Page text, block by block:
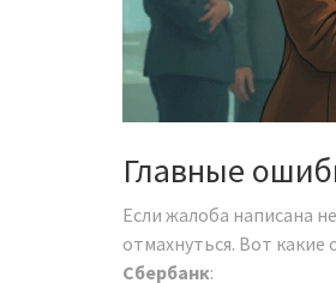
Главные
Если жалоба написана
отмахнуться. Вот
Сбербанк: